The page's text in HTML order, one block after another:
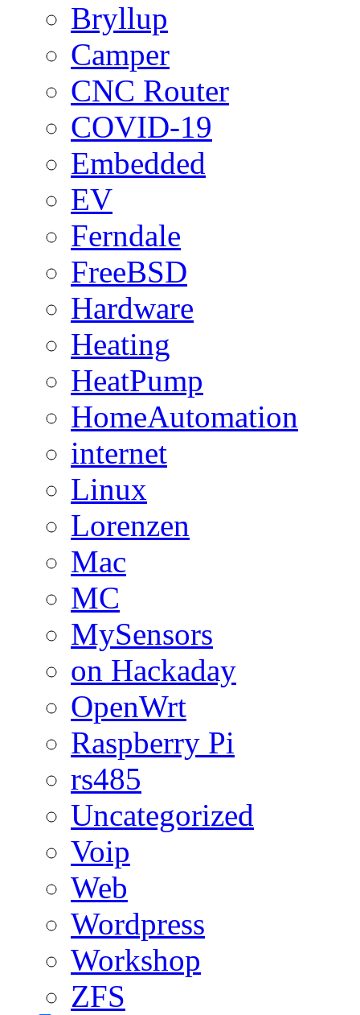
Bryllup
Camper
CNC Router
COVID-19
Embedded
EV
Ferndale
FreeBSD
Hardware
Heating
HeatPump
HomeAutomation
internet
Linux
Lorenzen
Mac
MC
MySensors
on Hackaday
OpenWrt
Raspberry Pi
rs485
Uncategorized
Voip
Web
Wordpress
Workshop
ZFS